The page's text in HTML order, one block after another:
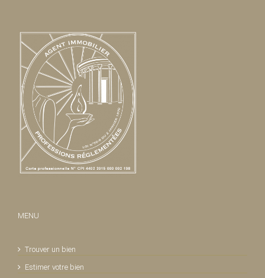
MENU
Trouver un bien
Estimer votre bien